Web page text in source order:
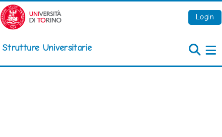
Vai al contenuto principale
Login
Strutture Universitarie